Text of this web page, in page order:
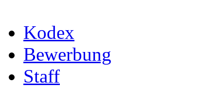
Kodex
Bewerbung
Staff